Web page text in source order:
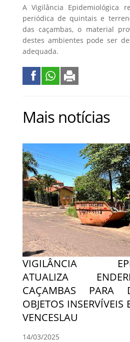
A Vigilância Epidemiológica
periódica de quintais e
das caçambas, o material
destes ambientes pode ser
adequada.
Mais notícias
VIGILÂNCIA
ATUALIZA
CAÇAMBAS PARA
OBJETOS INSERVÍVEIS
VENCESLAU
14/03/2025